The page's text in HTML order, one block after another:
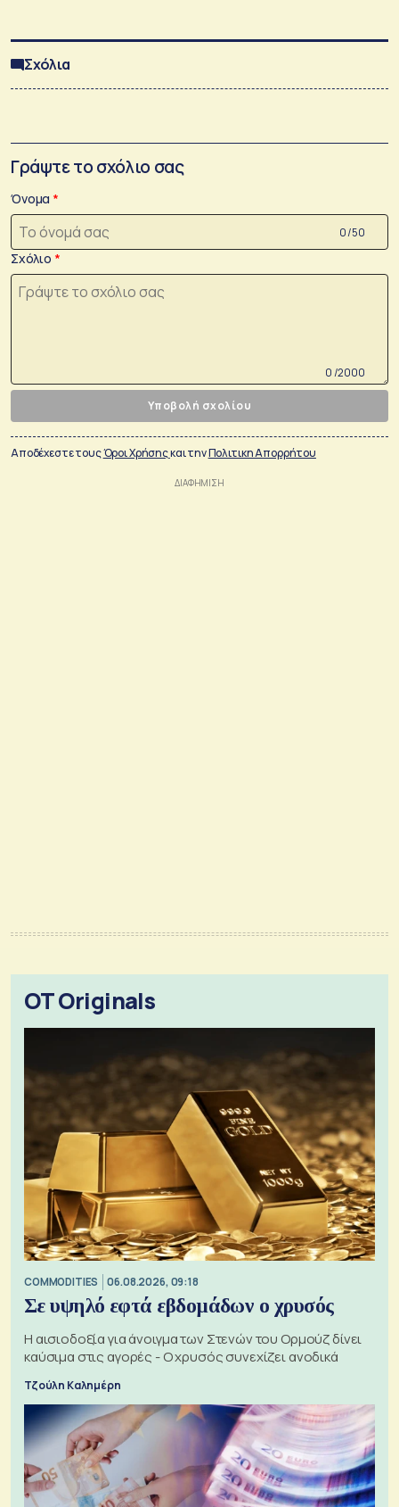
Σχόλια
Γράψτε το σχόλιο σας
Όνομα
0 /50
Σχόλιο
0 /2000
Υποβολή σχολίου
Αποδέχεστε τουςΌροι Χρήσηςκαι τηνΠολιτικη Απορρήτου
OT Originals
COMMODITIES 06.08.2026, 09:18
Σε υψηλό εφτά εβδομάδων ο χρυσός
Η αισιοδοξία για άνοιγμα των Στενών του Ορμούζ δίνει
καύσιμα στις αγορές - Ο χρυσός συνεχίζει ανοδικά
Τζούλη Καλημέρη